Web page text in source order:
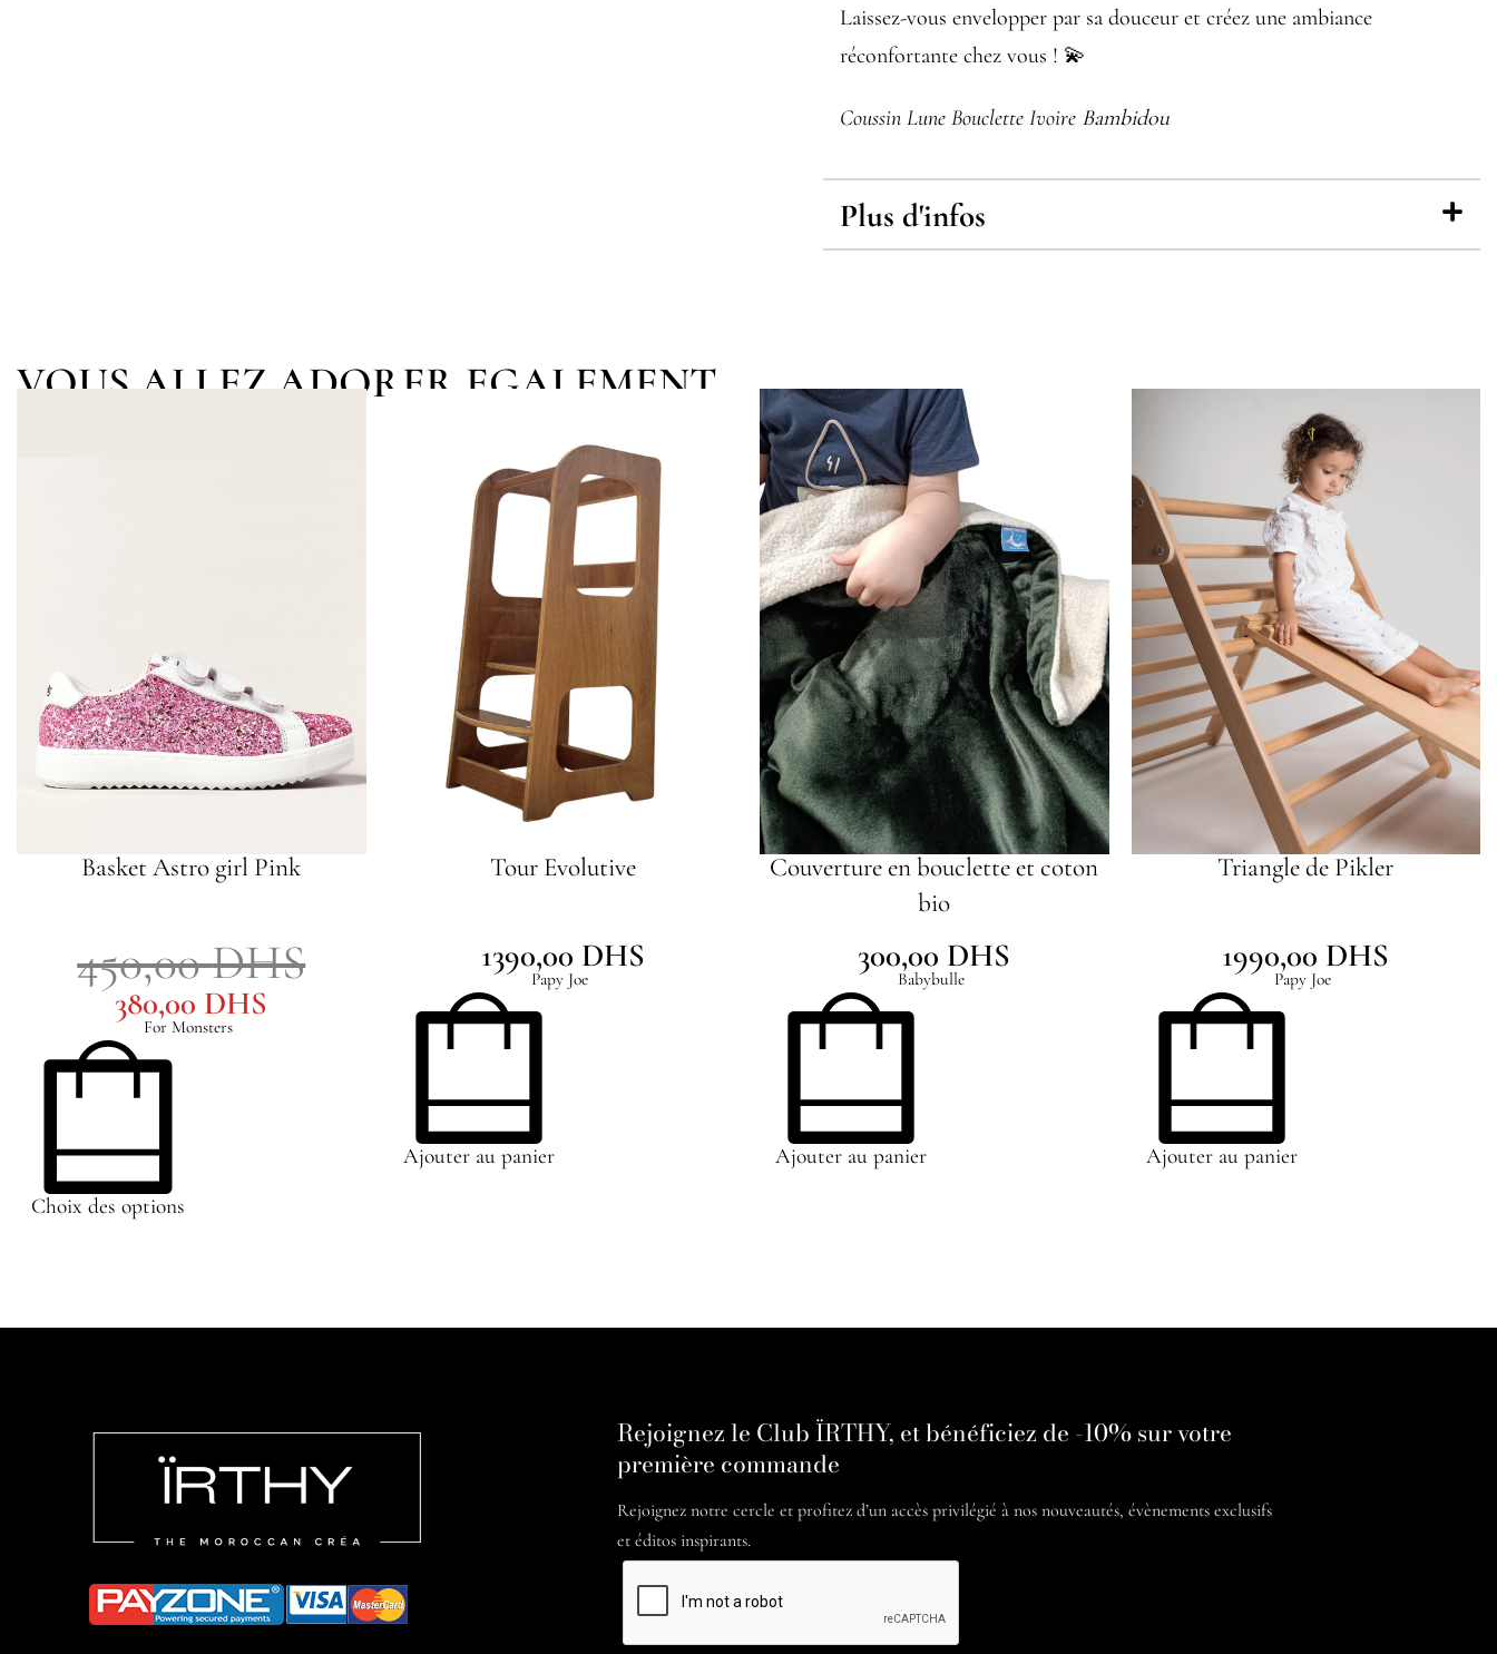
Laissez-vous envelopper par sa douceur et créez une ambiance
réconfortante chez vous ! 💫
Coussin Lune Bouclette Ivoire Bambidou
Plus d'infos
VOUS ALLEZ ADORER EGALEMENT
Basket Astro girl Pink
For Monsters
450,00DHS
380,00 DHS
Choix des options
Tour Evolutive
Papy Joe
1390,00 DHS
Ajouter au panier
Couverture en bouclette et coton
bio
Babybulle
300,00 DHS
Ajouter au panier
Triangle de Pikler
Papy Joe
1990,00 DHS
Ajouter au panier
Rejoignez le Club ÏRTHY, et bénéficiez de -10% sur votre
première commande
Rejoignez notre cercle et profitez d’un accès privilégié à nos nouveautés, évènements exclusifs
et éditos inspirants.